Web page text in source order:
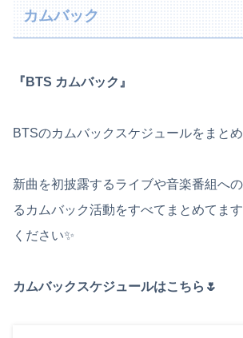
カムバック
『BTS カムバック』
BTSのカムバックスケジュールをまとめ
新曲を初披露するライブや音楽番組へ
るカムバック活動をすべてまとめてま
ください✨
カムバックスケジュールはこちら🌷